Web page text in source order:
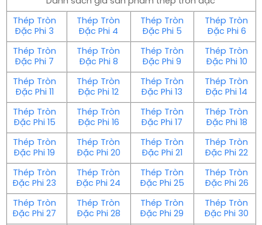
Thép Tròn
Đặc Phi 3
Thép Tròn
Đặc Phi 4
Thép Tròn
Đặc Phi 5
Thép Tròn
Đặc Phi 6
Thép Tròn
Đặc Phi 7
Thép Tròn
Đặc Phi 8
Thép Tròn
Đặc Phi 9
Thép Tròn
Đặc Phi 10
Thép Tròn
Đặc Phi 11
Thép Tròn
Đặc Phi 12
Thép Tròn
Đặc Phi 13
Thép Tròn
Đặc Phi 14
Thép Tròn
Đặc Phi 15
Thép Tròn
Đặc Phi 16
Thép Tròn
Đặc Phi 17
Thép Tròn
Đặc Phi 18
Thép Tròn
Đặc Phi 19
Thép Tròn
Đặc Phi 20
Thép Tròn
Đặc Phi 21
Thép Tròn
Đặc Phi 22
Thép Tròn
Đặc Phi 23
Thép Tròn
Đặc Phi 24
Thép Tròn
Đặc Phi 25
Thép Tròn
Đặc Phi 26
Thép Tròn
Đặc Phi 27
Thép Tròn
Đặc Phi 28
Thép Tròn
Đặc Phi 29
Thép Tròn
Đặc Phi 30